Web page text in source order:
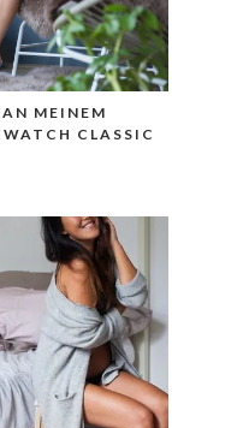
MEINEM
CLASSIC